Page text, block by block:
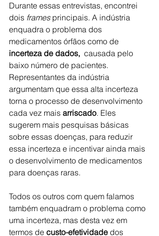
Durante essas entrevistas, encontrei
dois frames principais. A indústria
enquadra o problema dos
medicamentos órfãos como de
incerteza de dados, causada pelo
baixo número de pacientes.
Representantes da indústria
argumentam que essa alta incerteza
torna o processo de desenvolvimento
cada vez mais arriscado. Eles
sugerem mais pesquisas básicas
sobre essas doenças, para reduzir
essa incerteza e incentivar ainda mais
o desenvolvimento de medicamentos
para doenças raras.
Todos os outros com quem falamos
também enquadram o problema como
uma incerteza, mas desta vez em
termos de custo-efetividade dos